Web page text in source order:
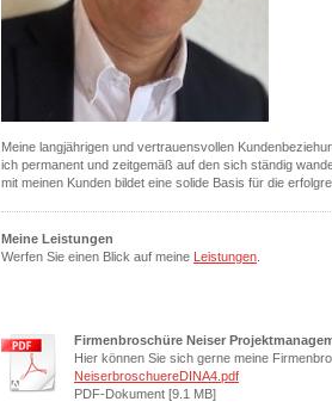
Meine langjährigen und vertrauensvollen
ich permanent und zeitgemäß auf den sich ständig
mit meinen Kunden bildet eine solide Basis für die
Meine Leistungen
Werfen Sie einen Blick auf meine Leistungen
Firmenbroschüre Neiser
Hier können Sie sich gerne meine
NeiserbroschuereDINA4.pdf
PDF-Dokument [9.1 MB]